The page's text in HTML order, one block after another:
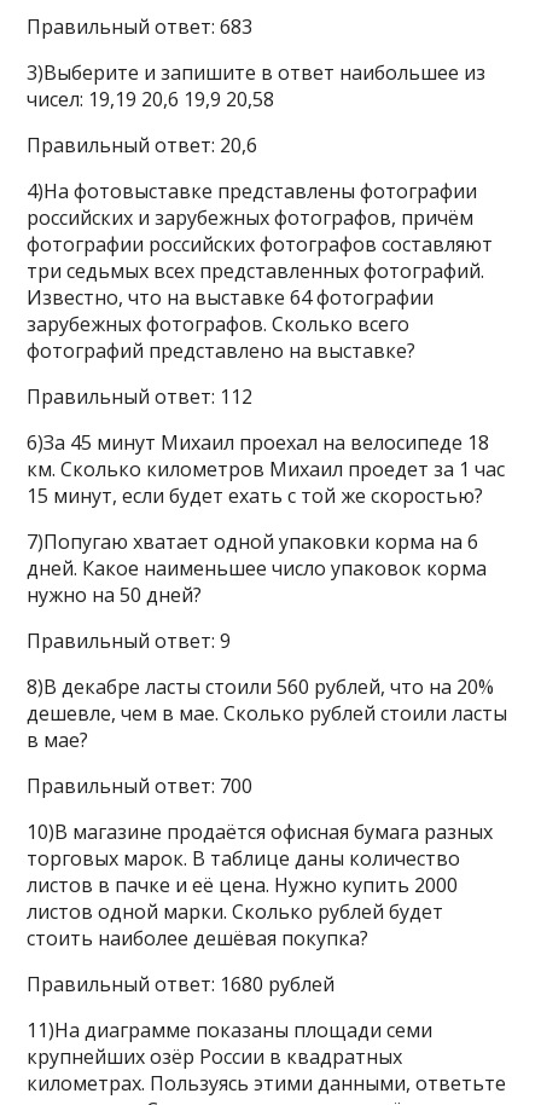
Правильный ответ: 683
3)Выберите и запишите в ответ наибольшее из
чисел: 19,19 20,6 19,9 20,58
Правильный ответ: 20,6
4)На фотовыставке представлены фотографии
российских и зарубежных фотографов, причём
фотографии российских фотографов составляют
три седьмых всех представленных фотографий.
Известно, что на выставке 64 фотографии
зарубежных фотографов. Сколько всего
фотографий представлено на выставке?
Правильный ответ: 112
6)За 45 минут Михаил проехал на велосипеде 18
км. Сколько километров Михаил проедет за 1 час
15 минут, если будет ехать с той же скоростью?
7)Попугаю хватает одной упаковки корма на 6
дней. Какое наименьшее число упаковок корма
нужно на 50 дней?
Правильный ответ: 9
8)В декабре ласты стоили 560 рублей, что на 20%
дешевле, чем в мае. Сколько рублей стоили ласты
в мае?
Правильный ответ: 700
10)В магазине продаётся офисная бумага разных
торговых марок. В таблице даны количество
листов в пачке и её цена. Нужно купить 2000
листов одной марки. Сколько рублей будет
стоить наиболее дешёвая покупка?
Правильный ответ: 1680 рублей
11)На диаграмме показаны площади семи
крупнейших озёр России в квадратных
километрах. Пользуясь этими данными, ответьте